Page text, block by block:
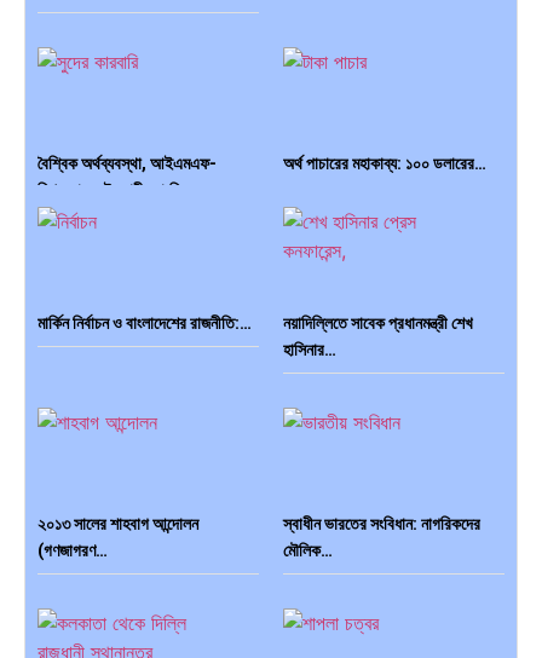
বৈশ্বিক অর্থব্যবস্থা, আইএমএফ-
বিশ্বব্যাংক, ইসলামী ব্যাংকিং…
অর্থ পাচারের মহাকাব্য: ১০০ ডলারের…
ভারত মহাসাগরের অশ্রু: শ্রীলঙ্কার
মার্কিন নির্বাচন ও বাংলাদেশের রাজনীতি:…
নয়াদিল্লিতে সাবেক প্রধানমন্ত্রী শেখ
হাসিনার…
২০১৩ সালের শাহবাগ আন্দোলন
(গণজাগরণ…
স্বাধীন ভারতের সংবিধান: নাগরিকদের
মৌলিক…